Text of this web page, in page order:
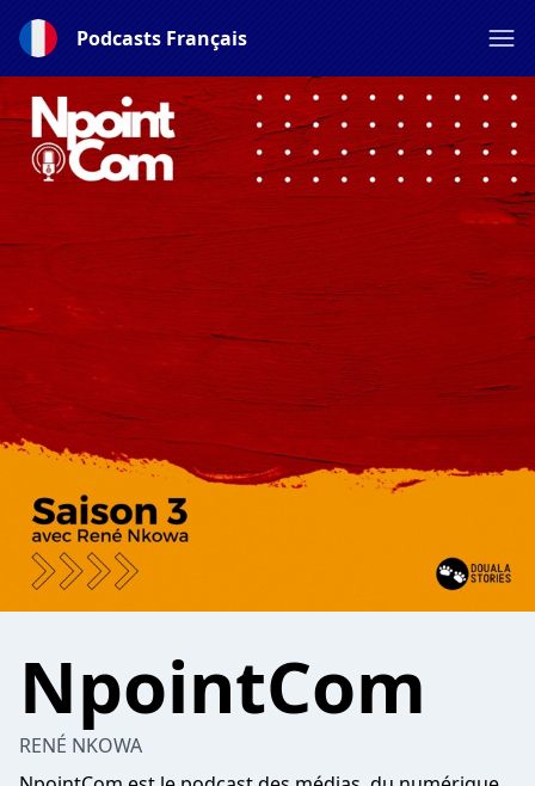
Podcasts Français
NpointCom
RENÉ NKOWA